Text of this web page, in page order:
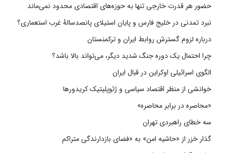
حضور هر قدرت خارجی تنها به حوزه‌های اقتصادی محدود نمی‌ماند
نبرد تمدنی در خلیج فارس و پایان استیلای پانصدسالۀ غرب استعماری؟
درباره لزوم گسترش روابط ایران و ترکمنستان
چرا احتمال یک دوره جنگ شدید دیگر، می‌تواند بالا باشد؟
الگوی اسرائیلی اوکراین در قبال ایران
خوانشی از منظر اقتصاد سیاسی و ژئوپلیتیک کریدورها
«محاصره در برابر محاصره»
سه خطای راهبردی تهران
گذار خزر از «حاشیه امن» به «فضای بازدارندگی متراکم